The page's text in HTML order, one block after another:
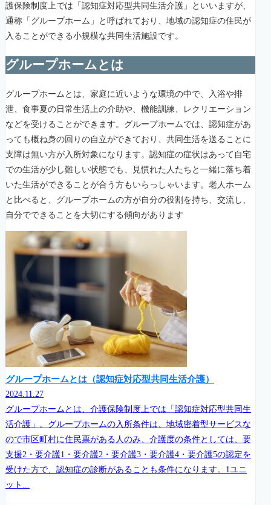
護保険制度上では「認知症対応型共同生活介護」といいますが、
通称「グループホーム」と呼ばれており、地域の認知症の住民が
入ることができる小規模な共同生活施設です。
グループホームとは
グループホームとは、家庭に近いような環境の中で、入浴や排
泄、食事夏の日常生活上の介助や、機能訓練、レクリエーション
などを受けることができます。グループホームでは、認知症があ
っても概ね身の回りの自立ができており、共同生活を送ることに
支障は無い方が入所対象になります。認知症の症状はあって自宅
での生活が少し難しい状態でも、見慣れた人たちと一緒に落ち着
いた生活ができることが合う方もいらっしゃいます。老人ホーム
と比べると、グループホームの方が自分の役割を持ち、交流し、
自分でできることを大切にする傾向があります
グループホームとは（認知症対応型共同生活介護）
2024.11.27
グループホームとは、介護保険制度上では「認知症対応型共同生
活介護」。グループホームの入所条件は、地域密着型サービスな
ので市区町村に住民票がある人のみ、介護度の条件としては、要
支援2・要介護1・要介護2・要介護3・要介護4・要介護5の認定を
受けた方で、認知症の診断があることも条件になります。1ユニ
ット...